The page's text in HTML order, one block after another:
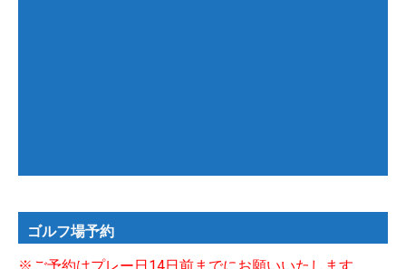
ゴルフ場予約